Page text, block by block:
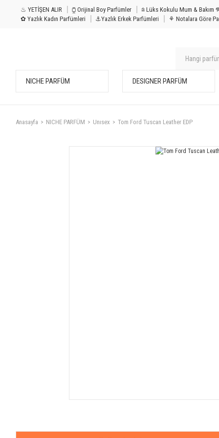
♨ YETİŞEN ALIR ⧮ Orijinal Boy Parfümler ⩭ Lüks
✿ Yazlık Kadın Parfümleri
⚓Yazlık Erkek Parfümleri ⚘ Notalara Göre
NICHE PARFÜM DESIGNER PARFÜM
Anasayfa NICHE PARFÜM Unısex Tom Ford Tuscan Leather EDP